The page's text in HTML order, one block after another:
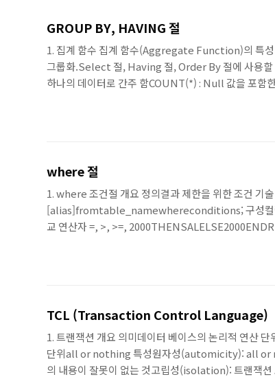
GROUP BY, HAVING 절
1. 집계 함수 집계 함수(Aggregate Function)의 특성
그룹화.Select 절, Having 절, Order By 절에 사용할
하나의 데이터로 간주 함COUNT(*) : Null 값을 포함
where 절
1. where 조건절 개요 정의결과 제한을 위한 조건
[alias]fromtable_namewhereconditions; 구성컬럼
교 연산자 =, >, >=,
TCL (Transaction Control Language)
1. 트랜잭션 개요 의미데이터 베이스의 논리적 연산
단위all or nothing 특성원자성(automicity): all or
의 내용이 잘못이 없는 것고립성(isolation): 트랜잭